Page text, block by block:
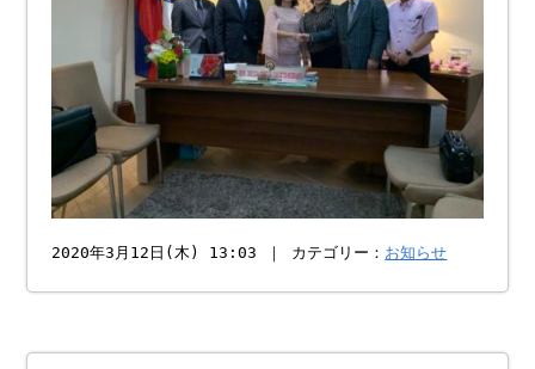
2020年3月12日(木) 13:03 ｜ カテゴリー： お知らせ